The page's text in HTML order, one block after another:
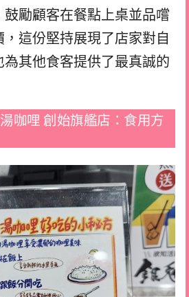
勵顧客在餐點上桌並品嚐
這份堅持展現了店家對自
其他食客提供了最真誠的
咖哩 創始旗艦店：食用方